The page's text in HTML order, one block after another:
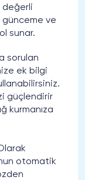
değerli
günceme ve
sunar.
sorulan
ek bilgi
güçlendirir
kurmanıza
otomatik